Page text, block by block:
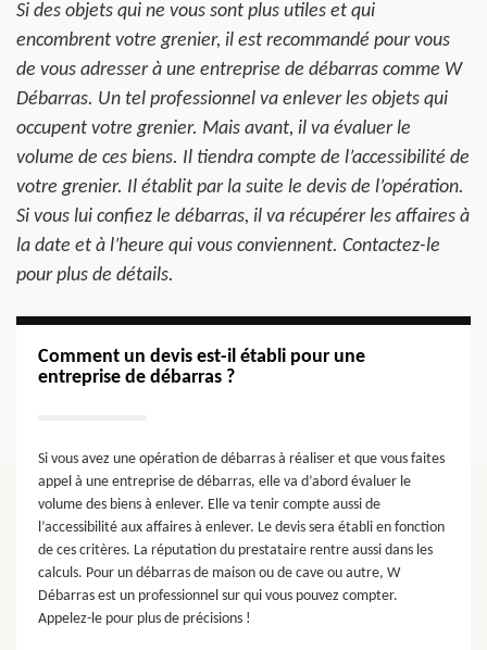
Si des objets qui ne vous sont plus utiles et qui
encombrent votre grenier, il est recommandé pour vous
de vous adresser à une entreprise de débarras comme W
Débarras. Un tel professionnel va enlever les objets qui
occupent votre grenier. Mais avant, il va évaluer le
volume de ces biens. Il tiendra compte de l’accessibilité de
votre grenier. Il établit par la suite le devis de l’opération.
Si vous lui confiez le débarras, il va récupérer les affaires à
la date et à l’heure qui vous conviennent. Contactez-le
pour plus de détails.
Comment un devis est-il établi pour une
entreprise de débarras ?
Si vous avez une opération de débarras à réaliser et que vous faites
appel à une entreprise de débarras, elle va d’abord évaluer le
volume des biens à enlever. Elle va tenir compte aussi de
l’accessibilité aux affaires à enlever. Le devis sera établi en fonction
de ces critères. La réputation du prestataire rentre aussi dans les
calculs. Pour un débarras de maison ou de cave ou autre, W
Débarras est un professionnel sur qui vous pouvez compter.
Appelez-le pour plus de précisions !